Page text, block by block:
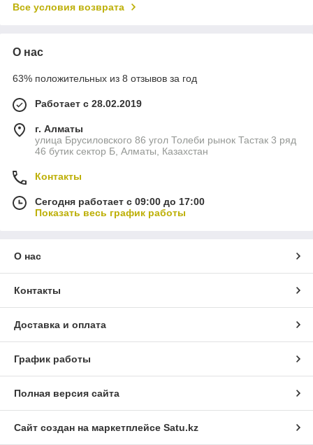
Все условия возврата
О нас
63% положительных из 8 отзывов за год
Работает с 28.02.2019
г. Алматы
улица Брусиловского 86 угол Толеби рынок Тастак 3 ряд
46 бутик сектор Б, Алматы, Казахстан
Контакты
Сегодня работает с 09:00 до 17:00
Показать весь график работы
О нас
Контакты
Доставка и оплата
График работы
Полная версия сайта
Сайт создан на маркетплейсе Satu.kz